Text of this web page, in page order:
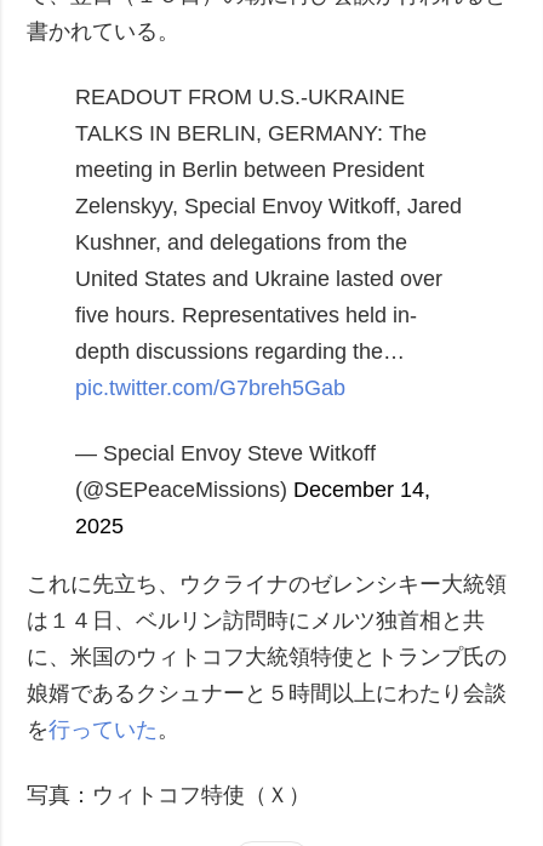
書かれている。
READOUT FROM U.S.-UKRAINE
TALKS IN BERLIN, GERMANY: The
meeting in Berlin between President
Zelenskyy, Special Envoy Witkoff, Jared
Kushner, and delegations from the
United States and Ukraine lasted over
five hours. Representatives held in-
depth discussions regarding the…
pic.twitter.com/G7breh5Gab
— Special Envoy Steve Witkoff
(@SEPeaceMissions) December 14,
2025
これに先立ち、ウクライナのゼレンシキー大統領
は１４日、ベルリン訪問時にメルツ独首相と共
に、米国のウィトコフ大統領特使とトランプ氏の
娘婿であるクシュナーと５時間以上にわたり会談
を行っていた 。
写真：ウィトコフ特使（Ｘ）